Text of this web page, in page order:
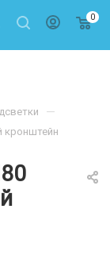
0
—
кронштейн